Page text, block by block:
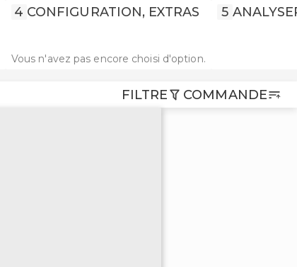
4 CONFIGURATION, EXTRAS
Vous n'avez pas encore choisi d'option.
5
FILTRE COMMANDE